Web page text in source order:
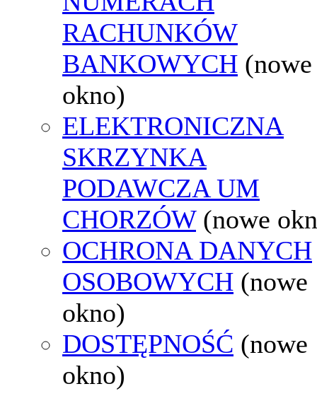
RACHUNKÓW
BANKOWYCH (nowe
okno)
ELEKTRONICZNA
SKRZYNKA
PODAWCZA UM
CHORZÓW (nowe
OCHRONA DANYCH
OSOBOWYCH (nowe
okno)
DOSTĘPNOŚĆ (nowe
okno)